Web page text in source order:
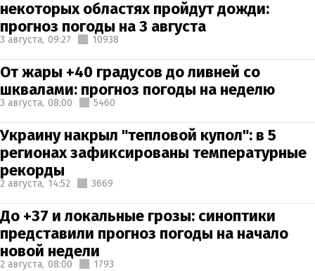
некоторых областях пройдут дожди:
прогноз погоды на 3 августа
3 августа, 09:27 10938
От жары +40 градусов до ливней со
шквалами: прогноз погоды на неделю
3 августа, 08:00 5460
Украину накрыл "тепловой купол": в 5
регионах зафиксированы температурные
рекорды
2 августа, 14:52 3669
До +37 и локальные грозы: синоптики
представили прогноз погоды на начало
новой недели
2 августа, 08:00 1793